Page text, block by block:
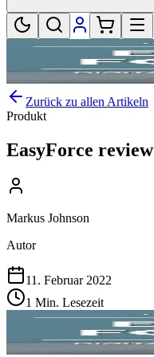
Zurück zu allen Artikeln
Produkt
EasyForce
Markus Johnson
Autor
11. Februar 2022
1 Min. Lesezeit